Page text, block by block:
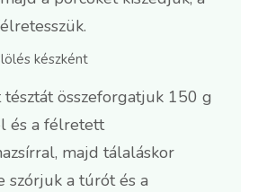
készként
összeforgatjuk 150 g
és a félretett
majd tálaláskor
szórjuk a túrót és a